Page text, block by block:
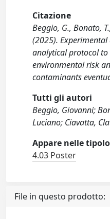
Citazione
Beggio, G., Bonato,
(2025).
analytical protocol
environmental risk
contaminants
Tutti gli autori
Beggio, Giovanni;
Luciano; Ciavatta,
Appare nelle
4.03 Poster
File in questo prodotto: